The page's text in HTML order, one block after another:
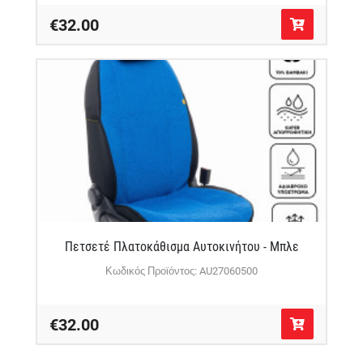
€32.00
Πετσετέ Πλατοκάθισμα Αυτοκινήτου - Μπλε
Κωδικός Προϊόντος: AU27060500
€32.00